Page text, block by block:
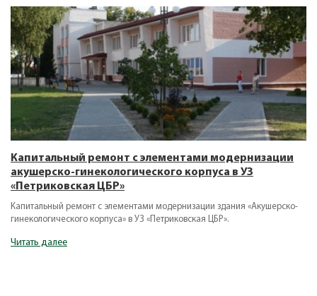
Капитальный ремонт с элементами модернизации
акушерско-гинекологического корпуса в УЗ
«Петриковская ЦБР»
Капитальный ремонт с элементами модернизации здания «Акушерско-
гинекологического корпуса» в УЗ «Петриковская ЦБР».
Читать далее